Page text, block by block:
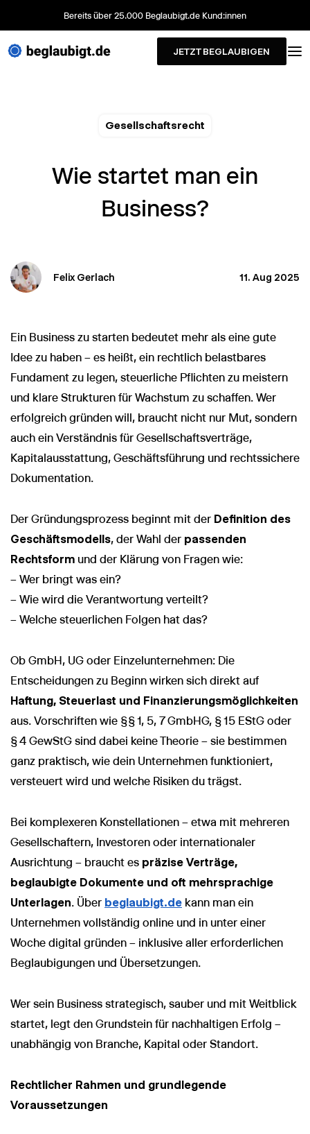
Bereits über 25.000 Beglaubigt.de Kund:innen
JETZT BEGLAUBIGEN
Gesellschaftsrecht
Wie startet man ein
Business?
Felix Gerlach 11. Aug 2025
Ein Business zu starten bedeutet mehr als eine gute
Idee zu haben – es heißt, ein rechtlich belastbares
Fundament zu legen, steuerliche Pflichten zu meistern
und klare Strukturen für Wachstum zu schaffen. Wer
erfolgreich gründen will, braucht nicht nur Mut, sondern
auch ein Verständnis für Gesellschaftsverträge,
Kapitalausstattung, Geschäftsführung und rechtssichere
Dokumentation.
Der Gründungsprozess beginnt mit der Definition des
Geschäftsmodells, der Wahl der passenden
Rechtsform und der Klärung von Fragen wie:
– Wer bringt was ein?
– Wie wird die Verantwortung verteilt?
– Welche steuerlichen Folgen hat das?
Ob GmbH, UG oder Einzelunternehmen: Die
Entscheidungen zu Beginn wirken sich direkt auf
Haftung, Steuerlast und Finanzierungsmöglichkeiten
aus. Vorschriften wie §§ 1, 5, 7 GmbHG, § 15 EStG oder
§ 4 GewStG sind dabei keine Theorie – sie bestimmen
ganz praktisch, wie dein Unternehmen funktioniert,
versteuert wird und welche Risiken du trägst.
Bei komplexeren Konstellationen – etwa mit mehreren
Gesellschaftern, Investoren oder internationaler
Ausrichtung – braucht es präzise Verträge,
beglaubigte Dokumente und oft mehrsprachige
Unterlagen. Über beglaubigt.de kann man ein
Unternehmen vollständig online und in unter einer
Woche digital gründen – inklusive aller erforderlichen
Beglaubigungen und Übersetzungen.
Wer sein Business strategisch, sauber und mit Weitblick
startet, legt den Grundstein für nachhaltigen Erfolg –
unabhängig von Branche, Kapital oder Standort.
Rechtlicher Rahmen und grundlegende
Voraussetzungen